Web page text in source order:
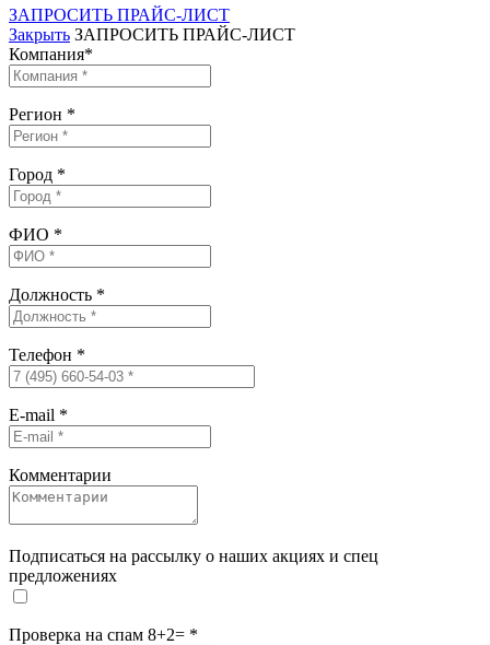
ЗАПРОСИТЬ ПРАЙС-ЛИСТ
Закрыть ЗАПРОСИТЬ ПРАЙС-ЛИСТ
Компания*
Регион *
Город *
ФИО *
Должность *
Телефон *
E-mail *
Комментарии
Подписаться на рассылку о наших акциях и спец
предложениях
Проверка на спам 8+2= *